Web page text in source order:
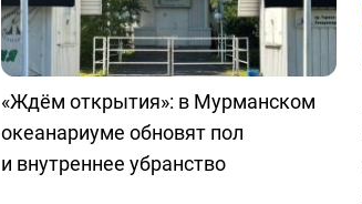
«Ждём открытия»: в Мурманском
океанариуме обновят пол
и внутреннее убранство